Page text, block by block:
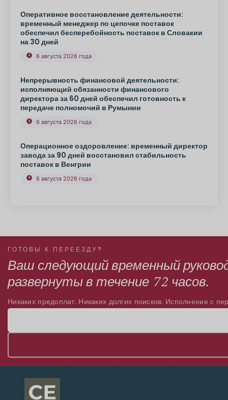
Оперативное восстановление деятельности:
временный менеджер по цепочке поставок
обеспечил бесперебойность поставок в Словакии
на 30 дней
6 августа 2026 года
Непрерывность финансовой деятельности:
исполняющий обязанности финансового
директора за 60 дней обеспечил готовность к
передаче полномочий в Румынии
6 августа 2026 года
Операционное оздоровление: временный директор
завода за 90 дней восстановил стабильность
поставок в Венгрии
6 августа 2026 года
ГОТОВЫ К ПЕРЕЕЗДУ?
Ваш следующий временный
развернуты в течение 72 часов.
Никаких предоплат. Никаких долгих поисков. Исполнение с